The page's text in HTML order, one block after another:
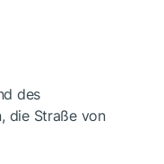
des
die Straße von